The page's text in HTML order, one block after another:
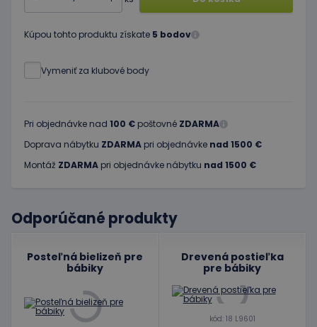
Kúpou tohto produktu získate 5 bodov
Vymeniť za klubové body
Pri objednávke nad 100 € poštovné ZDARMA
Doprava nábytku ZDARMA pri objednávke nad 1500 €
Montáž ZDARMA pri objednávke nábytku nad 1500 €
Odporúčané produkty
Posteľná bielizeň pre
bábiky
Drevená postieľka
pre bábiky
kód: 18 L9601